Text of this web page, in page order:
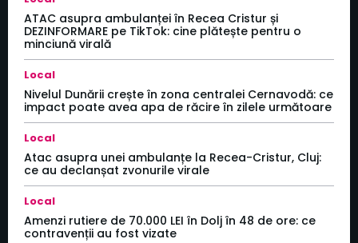
ATAC asupra ambulanței în Recea Cristur și
DEZINFORMARE pe TikTok: cine plătește pentru o
minciună virală
Local
Nivelul Dunării crește în zona centralei Cernavodă: ce
impact poate avea apa de răcire în zilele următoare
Local
Atac asupra unei ambulanțe la Recea-Cristur, Cluj:
ce au declanșat zvonurile virale
Local
Amenzi rutiere de 70.000 LEI în Dolj în 48 de ore: ce
contravenții au fost vizate